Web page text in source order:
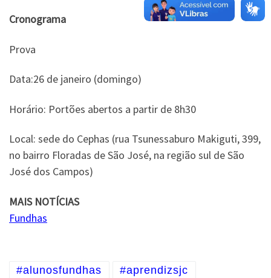
Cronograma
Prova
Data:26 de janeiro (domingo)
Horário: Portões abertos a partir de 8h30
Local: sede do Cephas (rua Tsunessaburo Makiguti, 399,
no bairro Floradas de São José, na região sul de São
José dos Campos)
MAIS NOTÍCIAS
Fundhas
#alunosfundhas #aprendizsjc